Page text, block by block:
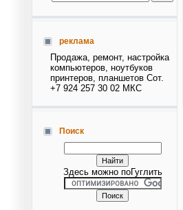
реклама
Продажа, ремонт, настройка
компьютеров, ноутбуков
принтеров, планшетов Сот.
+7 924 257 30 02 МКС
Поиск
Здесь можно поГуглить